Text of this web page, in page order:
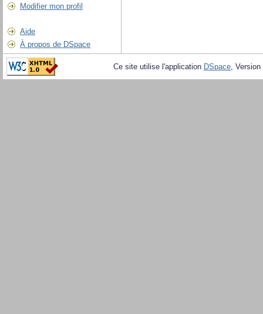
Modifier mon profil
Aide
À propos de DSpace
Ce site utilise l'application DSpace,